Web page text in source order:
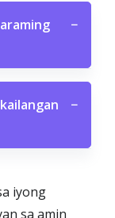
−
−
iyong
sa amin